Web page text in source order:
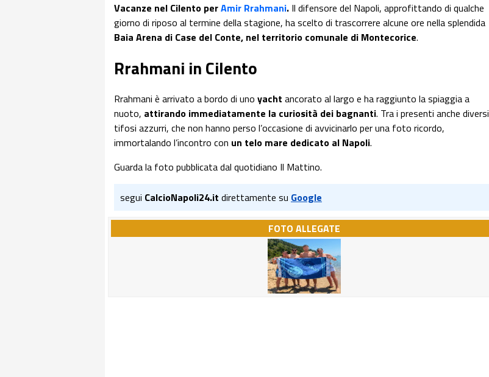
Vacanze nel Cilento perAmir Rrahmani. Il difensore del Napoli, approfittando di qualche
giorno di riposo al termine della stagione, ha scelto di trascorrere alcune ore nella splendida
Baia Arena di Case del Conte, nel territorio comunale di Montecorice.
Rrahmani in Cilento
Rrahmani è arrivato a bordo di uno yacht ancorato al largo e ha raggiunto la spiaggia a
nuoto, attirando immediatamente la curiosità dei bagnanti. Tra i presenti anche diversi
tifosi azzurri, che non hanno perso l’occasione di avvicinarlo per una foto ricordo,
immortalando l’incontro con un telo mare dedicato al Napoli.
Guarda la foto pubblicata dal quotidiano Il Mattino.
segui CalcioNapoli24.it direttamente su Google
FOTO ALLEGATE